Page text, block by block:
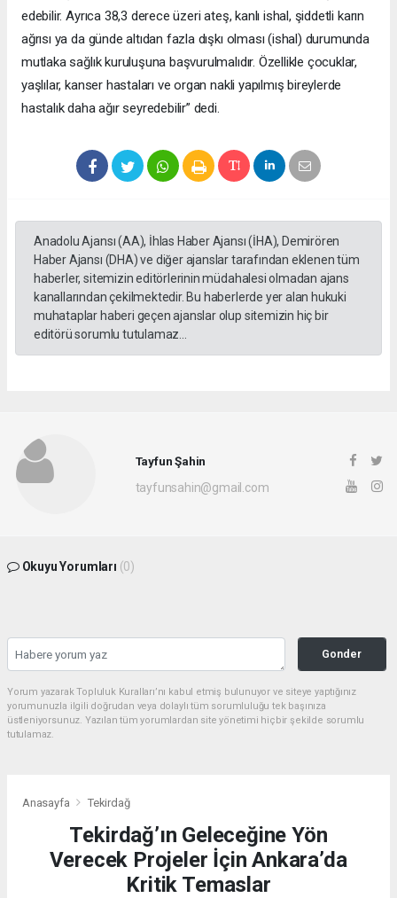
edebilir. Ayrıca 38,3 derece üzeri ateş, kanlı ishal, şiddetli karın
ağrısı ya da günde altıdan fazla dışkı olması (ishal) durumunda
mutlaka sağlık kuruluşuna başvurulmalıdır. Özellikle çocuklar,
yaşlılar, kanser hastaları ve organ nakli yapılmış bireylerde
hastalık daha ağır seyredebilir” dedi.
Anadolu Ajansı (AA), İhlas Haber Ajansı (İHA), Demirören
Haber Ajansı (DHA) ve diğer ajanslar tarafından eklenen tüm
haberler, sitemizin editörlerinin müdahalesi olmadan ajans
kanallarından çekilmektedir. Bu haberlerde yer alan hukuki
muhataplar haberi geçen ajanslar olup sitemizin hiç bir
editörü sorumlu tutulamaz...
Tayfun Şahin
tayfunsahin@gmail.com
Okuyu Yorumları (0)
Gonder
Yorum yazarak Topluluk Kuralları’nı kabul etmiş bulunuyor ve siteye yaptığınız
yorumunuzla ilgili doğrudan veya dolaylı tüm sorumluluğu tek başınıza
üstleniyorsunuz. Yazılan tüm yorumlardan site yönetimi hiçbir şekilde sorumlu
tutulamaz.
Anasayfa Tekirdağ
Tekirdağ’ın Geleceğine Yön
Verecek Projeler İçin Ankara’da
Kritik Temaslar